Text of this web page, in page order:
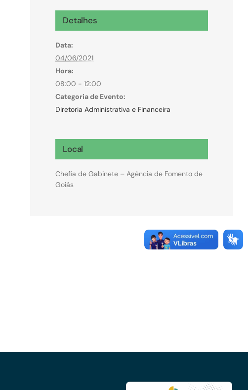
Microcrédito
Para MEI, microempresas e pessoas físicas
(feirantes e transportes)
Conheça as demais linhas de crédito da
Detalhes
Data:
04/06/2021
Hora:
08:00 - 12:00
Categoria de Evento:
Diretoria Administrativa e Financeira
Local
Chefia de Gabinete – Agência de Fomento de
Goiás